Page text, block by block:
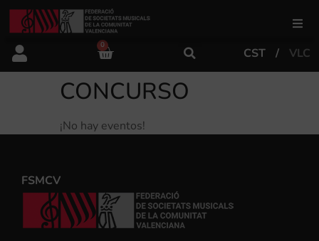
FSMCV
Área artística
0
CST VLC
CONCURSO
¡No hay eventos!
FSMCV